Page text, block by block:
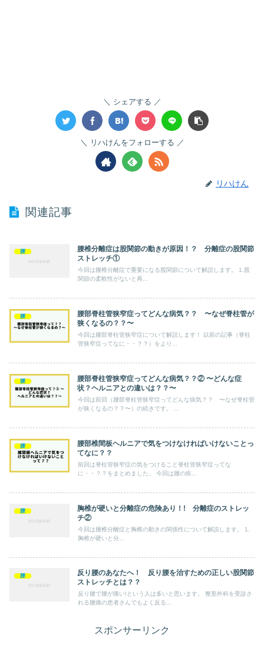
シェアする
リハけんをフォローする
リハけん
関連記事
腰
腰椎分離症は股関節の動きが原因！？ 分離症の股関節
ストレッチ①
今回は腰椎分離症で重要になる股関節について解説します。 1.股
関節の柔軟性がないと再...
腰
腰部脊柱管狭窄症ってどんな病気？？ 〜なぜ脊柱管が
狭くなるの？？〜
今回は腰部脊柱管狭窄症について解説します！ 以前の記事（脊柱
管狭窄症ってなに・・？？）をより...
腰
腰部脊柱管狭窄症ってどんな病気？？② 〜どんな症
状？ヘルニアとの違いは？？〜
今回は前回（腰部脊柱管狭窄症ってどんな病気？？ 〜なぜ脊柱管
が狭くなるの？？〜）の続きです。 ...
腰
腰部椎間板ヘルニアで気をつけなければいけないことっ
てなに？？
前回は脊柱管狭窄症の気をつけること脊柱管狭窄症ってな
に・・？？をまとめました。 今回は腰の疾...
腰
胸椎が硬いと分離症の危険あり！! 分離症のストレッ
チ②
今回は腰椎分離症と胸椎の動きの関係性について解説します。 1.
胸椎が硬いと分...
腰
反り腰のあなたへ！ 反り腰を治すための正しい股関節
ストレッチとは？？
反り腰で腰が痛い!という人は多いと思います。 整形外科を受診さ
れる腰痛の患者さんでもよく反る...
スポンサーリンク